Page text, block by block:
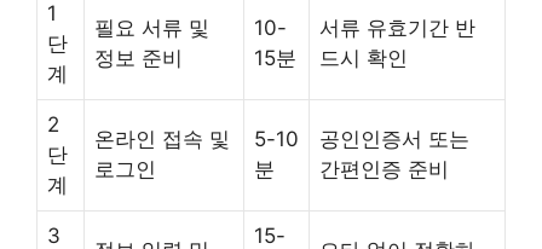
1
단
계
필요 서류 및
정보 준비
10-
15분
서류 유효기간 반
드시 확인
2
단
계
온라인 접속 및
로그인
5-10
분
공인인증서 또는
간편인증 준비
3 15-